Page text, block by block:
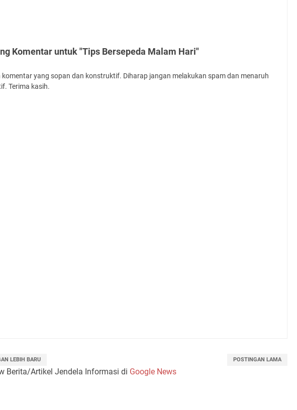
Komentar untuk "Tips Bersepeda Malam Hari"
komentar yang sopan dan konstruktif. Diharap jangan melakukan spam dan menaruh
Terima kasih.
LEBIH BARU POSTINGAN LAMA
Berita/Artikel Jendela Informasi di Google News